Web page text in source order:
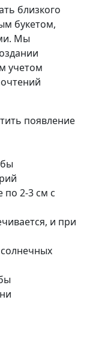
близкого
букетом,
Мы
учетом
появление
по 2-3 см с
и при